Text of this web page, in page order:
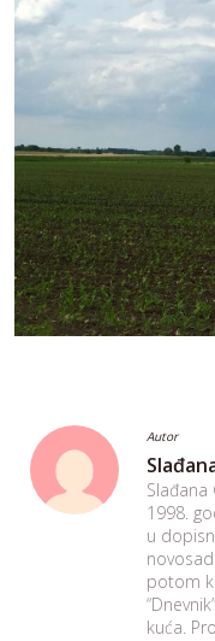
Autor
Slađana
1998.
u
potom
kuća.